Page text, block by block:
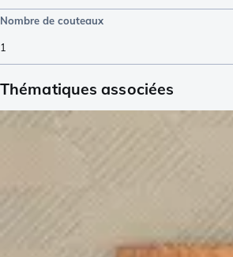
Nombre de couteaux
1
Thématiques associées